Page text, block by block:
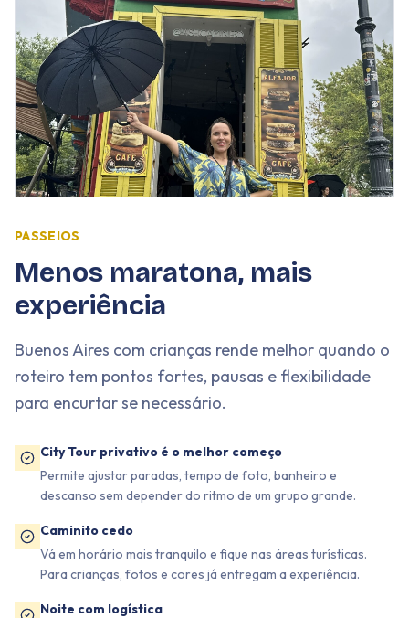
PASSEIOS
Menos maratona, mais
experiência
Buenos Aires com crianças rende melhor quando o
roteiro tem pontos fortes, pausas e flexibilidade
para encurtar se necessário.
City Tour privativo é o melhor começo
Permite ajustar paradas, tempo de foto, banheiro e
descanso sem depender do ritmo de um grupo grande.
Caminito cedo
Vá em horário mais tranquilo e fique nas áreas turísticas.
Para crianças, fotos e cores já entregam a experiência.
Noite com logística